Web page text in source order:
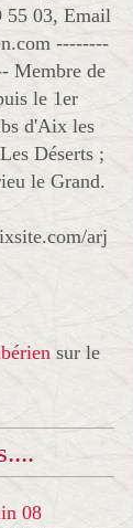
55 03, Email
--------
Membre de
le 1er
d'Aix les
Déserts ;
le Grand.
arj
sur le
08